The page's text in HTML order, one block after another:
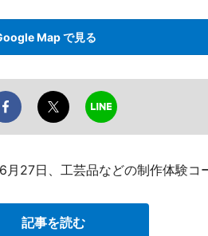
Map で見る
27日、工芸品などの制作体験コ
記事を読む